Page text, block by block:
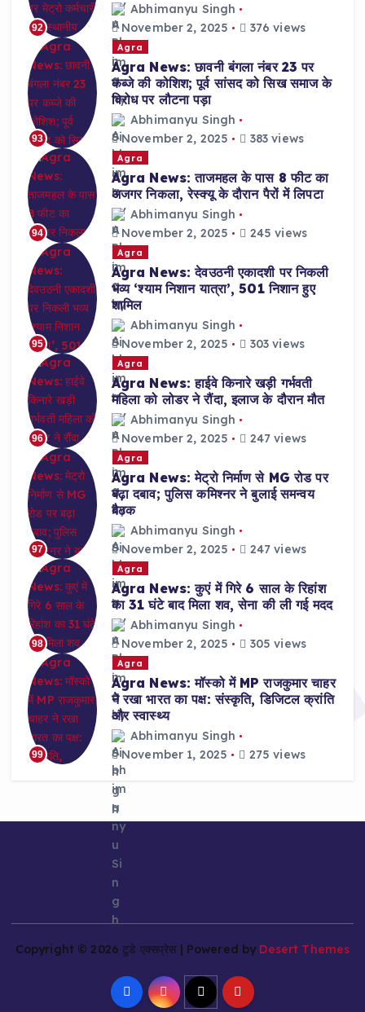
92
Abhimanyu Singh
November 2, 2025
376 views
93
Agra
Agra News: छावनी बंगला नंबर 23 पर
कब्जे की कोशिश; पूर्व सांसद को सिख समाज के
विरोध पर लौटना पड़ा
Abhimanyu Singh
November 2, 2025
383 views
94
Agra
Agra News: ताजमहल के पास 8 फीट का
अजगर निकला, रेस्क्यू के दौरान पैरों में लिपटा
Abhimanyu Singh
November 2, 2025
245 views
95
Agra
Agra News: देवउठनी एकादशी पर निकली
भव्य ‘श्याम निशान यात्रा’, 501 निशान हुए
शामिल
Abhimanyu Singh
November 2, 2025
303 views
96
Agra
Agra News: हाईवे किनारे खड़ी गर्भवती
महिला को लोडर ने रौंदा, इलाज के दौरान मौत
Abhimanyu Singh
November 2, 2025
247 views
97
Agra
Agra News: मेट्रो निर्माण से MG रोड पर
बढ़ा दबाव; पुलिस कमिश्नर ने बुलाई समन्वय
बैठक
Abhimanyu Singh
November 2, 2025
247 views
98
Agra
Agra News: कुएं में गिरे 6 साल के रिहांश
का 31 घंटे बाद मिला शव, सेना की ली गई मदद
Abhimanyu Singh
November 2, 2025
305 views
99
Agra
Agra News: मॉस्को में MP राजकुमार चाहर
ने रखा भारत का पक्ष: संस्कृति, डिजिटल क्रांति
और स्वास्थ्य
Abhimanyu Singh
November 1, 2025
275 views
Copyright © 2026 टुडे एक्सप्रेस | Powered by Desert Themes